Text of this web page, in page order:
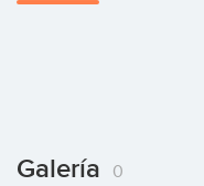
Galería 0